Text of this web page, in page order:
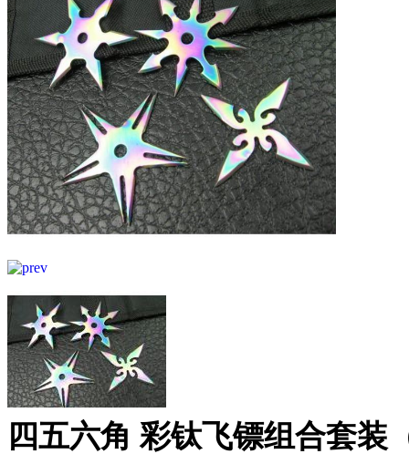
四五六角 彩钛飞镖组合套装